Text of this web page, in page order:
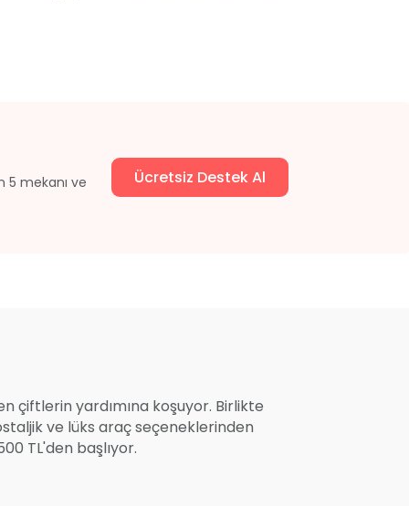
5 mekanı ve
Ücretsiz Destek Al
çiftlerin yardımına koşuyor. Birlikte
ve lüks araç seçeneklerinden
TL'den başlıyor.